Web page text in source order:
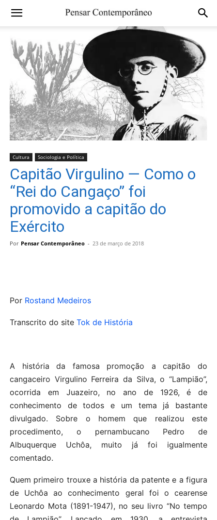
Cultura Sociologia e Política
Capitão Virgulino — Como o
“Rei do Cangaço” foi
promovido a capitão do
Exército
Por Pensar Contemporâneo - 23 de março de 2018
Por Rostand Medeiros
Transcrito do site Tok de História
A história da famosa promoção a capitão do
cangaceiro Virgulino Ferreira da Silva, o “Lampião”,
ocorrida em Juazeiro, no ano de 1926, é de
conhecimento de todos e um tema já bastante
divulgado. Sobre o homem que realizou este
procedimento, o pernambucano Pedro de
Albuquerque Uchôa, muito já foi igualmente
comentado.
Quem primeiro trouxe a história da patente e a figura
de Uchôa ao conhecimento geral foi o cearense
Leonardo Mota (1891-1947), no seu livro “No tempo